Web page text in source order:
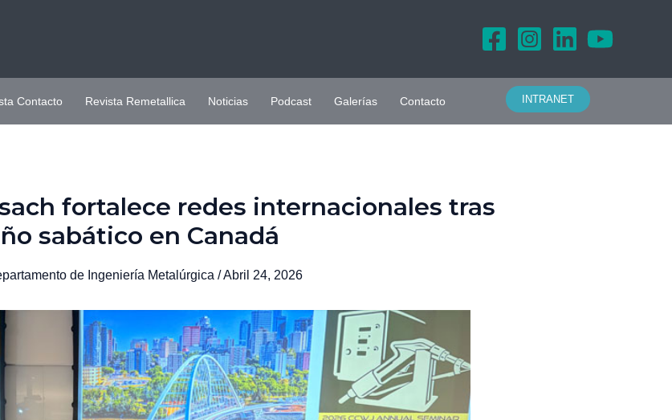
Contacto Revista Remetallica Noticias Podcast Galerías Contacto INTRANET
fortalece redes internacionales tras
sabático en Canadá
de Ingeniería Metalúrgica /Abril 24, 2026